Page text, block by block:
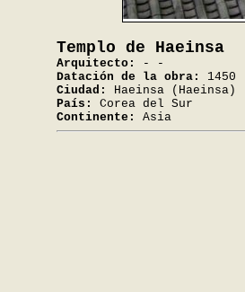
Templo de Haeinsa
Arquitecto:
- -
Datación de la obra:
1450
Ciudad:
Haeinsa (Haeinsa)
País:
Corea del Sur
Continente:
Asia